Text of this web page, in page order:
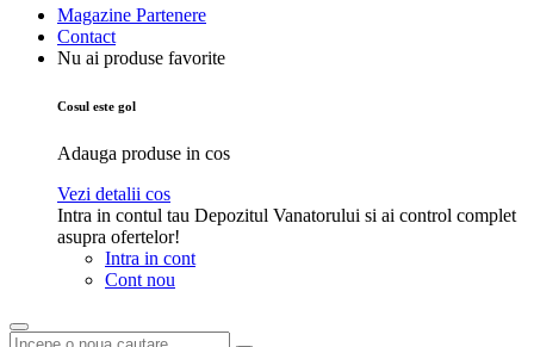
Magazine Partenere
Contact
Nu ai produse favorite
Cosul este gol
Adauga produse in cos
Vezi detalii cos
Intra in contul tau Depozitul Vanatorului si ai control complet
asupra ofertelor!
Intra in cont
Cont nou